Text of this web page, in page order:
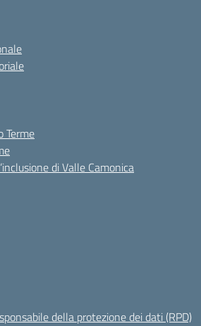
Terme
di Valle Camonica
della protezione dei dati (RPD)